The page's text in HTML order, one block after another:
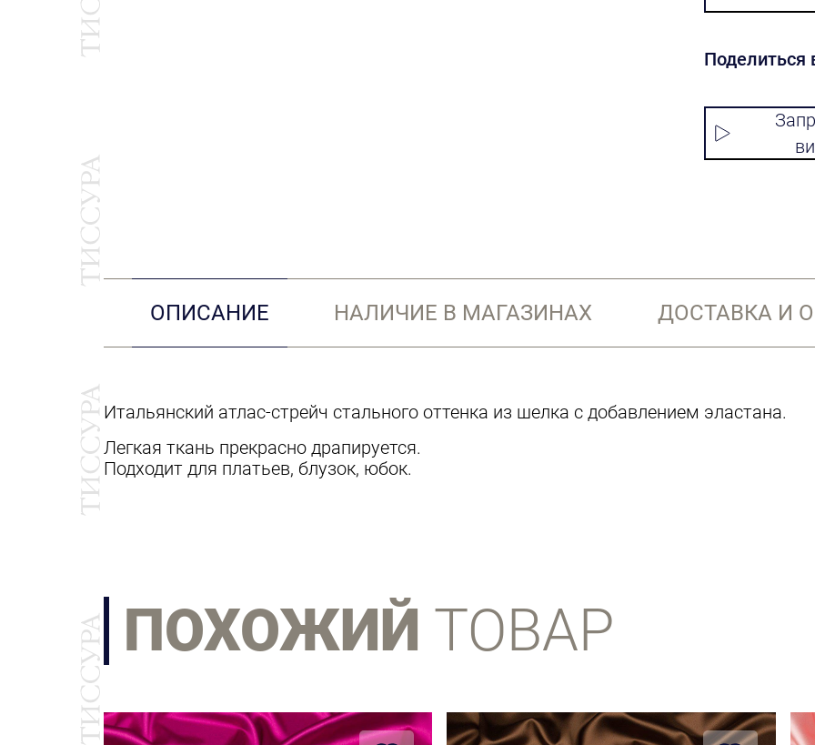
Поделиться
ОПИСАНИЕ НАЛИЧИЕ В МАГАЗИНАХ ДОСТАВКА И
Итальянский атлас-стрейч стального оттенка из шелка с добавлением эластана.
Легкая ткань прекрасно драпируется.
Подходит для платьев, блузок, юбок.
ПОХОЖИЙ ТОВАР